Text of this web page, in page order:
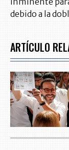
debido a la
ARTÍCULO